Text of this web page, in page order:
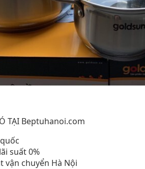
TẠI Beptuhanoi.com
suất 0%
vận chuyển Hà Nội